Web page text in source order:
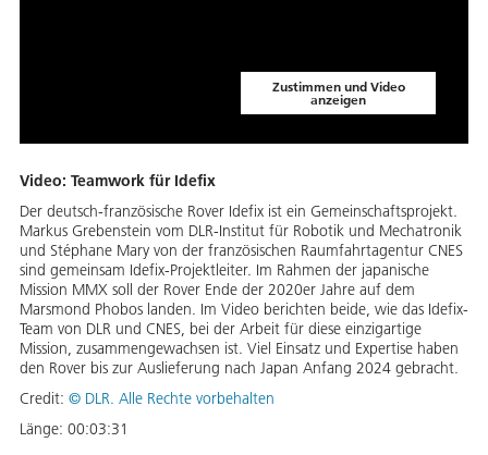
Zustimmen und Video
anzeigen
Video: Teamwork für Idefix
Der deutsch-französische Rover Idefix ist ein Gemeinschaftsprojekt.
Markus Grebenstein vom DLR-Institut für Robotik und Mechatronik
und Stéphane Mary von der französischen Raumfahrtagentur CNES
sind gemeinsam Idefix-Projektleiter. Im Rahmen der japanische
Mission MMX soll der Rover Ende der 2020er Jahre auf dem
Marsmond Phobos landen. Im Video berichten beide, wie das Idefix-
Team von DLR und CNES, bei der Arbeit für diese einzigartige
Mission, zusammengewachsen ist. Viel Einsatz und Expertise haben
den Rover bis zur Auslieferung nach Japan Anfang 2024 gebracht.
Credit: © DLR. Alle Rechte vorbehalten
Länge: 00:03:31